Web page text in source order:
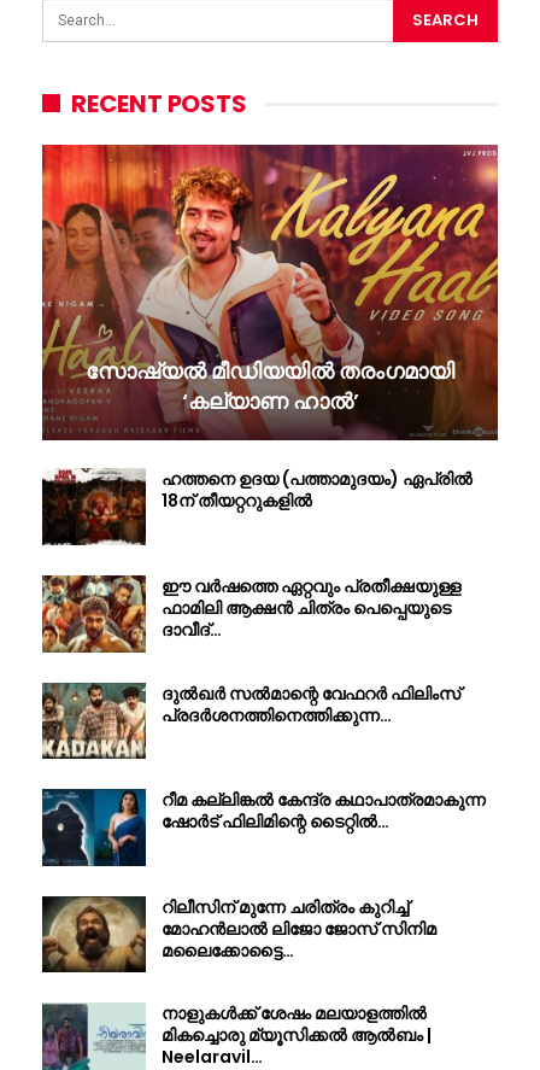
RECENT POSTS
സോഷ്യൽ മീഡിയയിൽ തരംഗമായി
‘കല്യാണ ഹാൽ’
ഹത്തനെ ഉദയ (പത്താമുദയം) ഏപ്രിൽ
18ന് തീയറ്ററുകളിൽ
ഈ വർഷത്തെ ഏറ്റവും പ്രതീക്ഷയുള്ള
ഫാമിലി ആക്ഷൻ ചിത്രം പെപ്പെയുടെ
ദാവീദ്…
ദുൽഖർ സൽമാന്റെ വേഫറർ ഫിലിംസ്
പ്രദർശനത്തിനെത്തിക്കുന്ന…
റീമ കല്ലിങ്കൽ കേന്ദ്ര കഥാപാത്രമാകുന്ന
ഷോർട് ഫിലിമിന്റെ ടൈറ്റിൽ…
റിലീസിന് മുന്നേ ചരിത്രം കുറിച്ച്
മോഹൻലാൽ ലിജോ ജോസ് സിനിമ
മലൈക്കോട്ടൈ…
നാളുകൾക്ക് ശേഷം മലയാളത്തിൽ
മികച്ചൊരു മ്യൂസിക്കൽ ആൽബം |
Neelaravil…